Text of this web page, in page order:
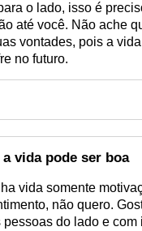
o lado, isso é
até você. Não ache
vontades, pois a
no futuro.
vida pode ser boa
vida somente
não quero.
do lado e